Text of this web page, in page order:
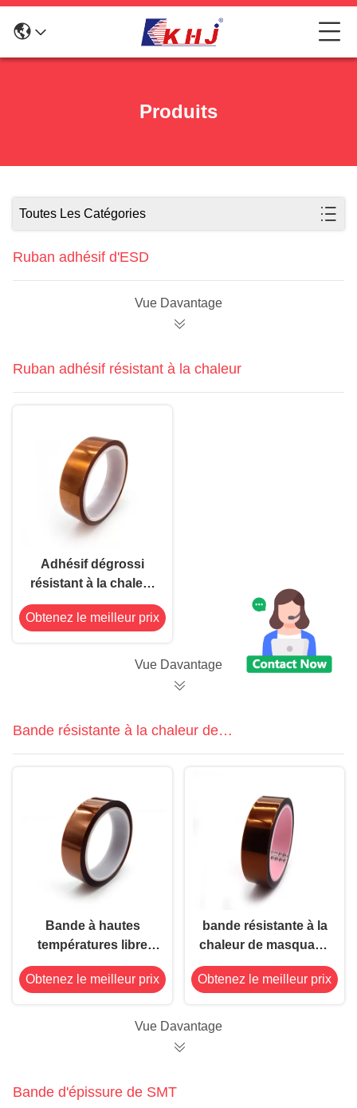
Produits
Toutes Les Catégories
Ruban adhésif d'ESD
Vue Davantage
Ruban adhésif résistant à la chaleur
Adhésif dégrossi
résistant à la chaleur
de silicone de bande
de Polyimide double
Obtenez le meilleur prix
Vue Davantage
Bande résistante à la chaleur de
Polyimide
Bande à hautes
températures libre
0.035mm anti-
vieillissement de
Obtenez le meilleur prix
bande résistante à la
chaleur de masquage
de Polyimide de 2mil
ESD pi pour des
Obtenez le meilleur prix
Vue Davantage
Bande d'épissure de SMT